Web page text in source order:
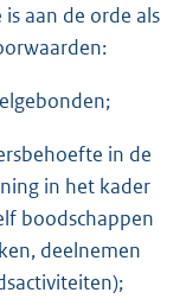
aan de orde als
in de
in het kader
boodschappen
deelnemen